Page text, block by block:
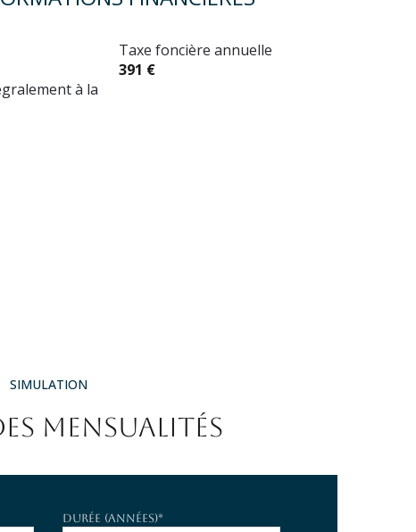
à la
Taxe foncière annuelle
391 €
SIMULATION
MENSUALITÉS
Durée (années)*